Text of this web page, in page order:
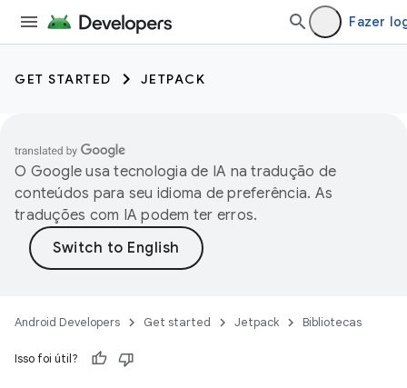
Fazer
GET STARTED JETPACK
O Google usa tecnologia de IA na tradução de
conteúdos para seu idioma de preferência. As
traduções com IA podem ter erros.
Android Developers Get started Jetpack Bibliotecas
Isso foi útil?